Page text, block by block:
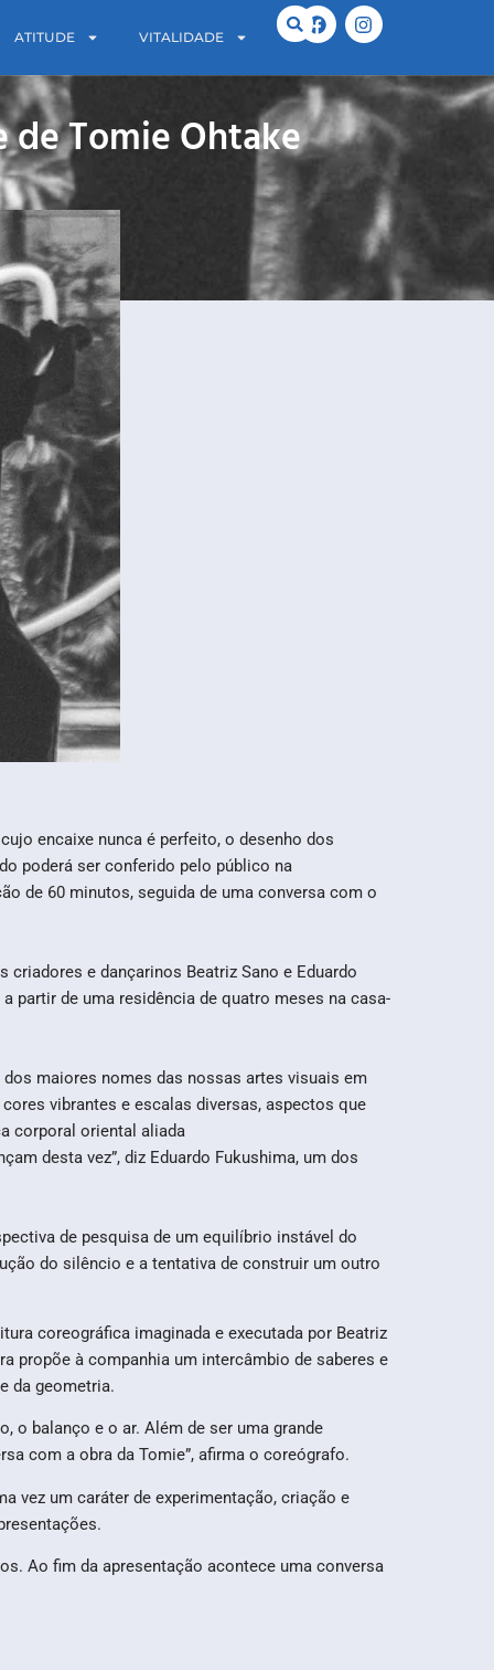
ATITUDE VITALIDADE
de Tomie Ohtake
encaixe nunca é perfeito, o desenho dos
poderá ser conferido pelo público na
de 60 minutos, seguida de uma conversa com o
e dançarinos Beatriz Sano e Eduardo
partir de uma residência de quatro meses na casa-
maiores nomes das nossas artes visuais em
vibrantes e escalas diversas, aspectos que
corporal oriental aliada
desta vez”, diz Eduardo Fukushima, um dos
de pesquisa de um equilíbrio instável do
do silêncio e a tentativa de construir um outro
coreográfica imaginada e executada por Beatriz
propõe à companhia um intercâmbio de saberes e
da geometria.
o balanço e o ar. Além de ser uma grande
com a obra da Tomie”, afirma o coreógrafo.
vez um caráter de experimentação, criação e
Ao fim da apresentação acontece uma conversa